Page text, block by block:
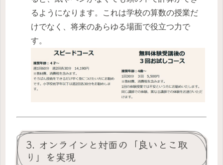
るようになります。これは学校の算数の授業だ
けでなく、将来のあらゆる場面で役立つ力で
す。
3. オンラインと対面の「良いとこ取
り」を実現